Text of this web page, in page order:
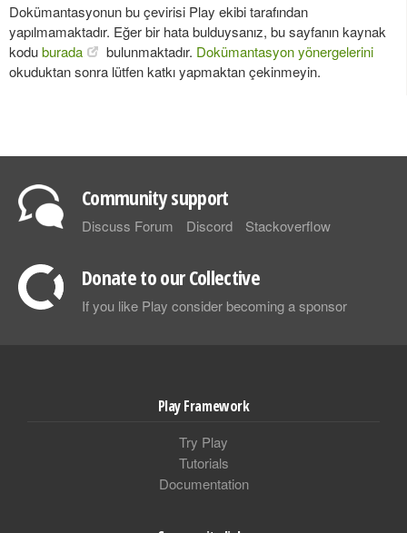
Dokümantasyonun bu çevirisi Play ekibi tarafından
yapılmamaktadır. Eğer bir hata bulduysanız, bu sayfanın kaynak
koduburada bulunmaktadır. Dokümantasyon yönergelerini
okuduktan sonra lütfen katkı yapmaktan çekinmeyin.
Community support
Discuss Forum Discord Stackoverflow
Donate to our Collective
If you like Play consider becoming a sponsor
Play Framework
Try Play
Tutorials
Documentation